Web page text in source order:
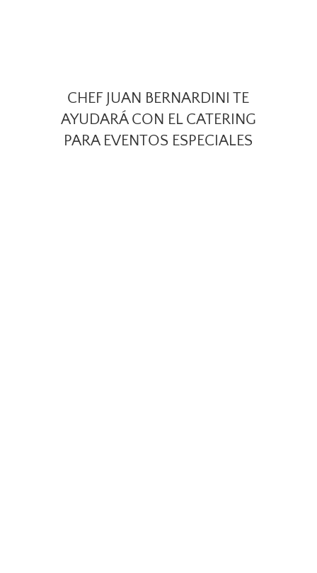
CHEF JUAN BERNARDINI TE
AYUDARÁ CON EL CATERING
PARA EVENTOS ESPECIALES